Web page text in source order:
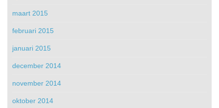
maart 2015
februari 2015
januari 2015
december 2014
november 2014
oktober 2014